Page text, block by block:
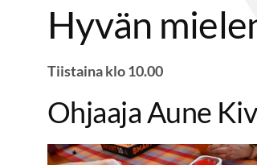
Hyvän
Tiistaina klo 10.00
Ohjaaja Aune